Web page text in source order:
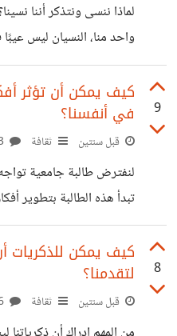
الأبناء، تزايد
هذه الأحداث تجعل الإنسان
فينشأ القلق من
لماذا ننسى ونتذكر أننا
واحد منا، النسيان ليس
وظيفة أساسية لحماية
احتفظ بكل التفاصيل
العشوائية، هل كنت
لكن المدهش أن عقولنا لا
نسينا شيئًا ما، نعرف أن
اللسان، فكرة مرت ولم تعد.
9
كيف يمكن أن تؤثر
في أنفسنا؟
قبل سنتين ثقافة
لنفترض طالبة جامعية
تبدأ هذه الطالبة بتطوير
هذه المادة أبدًا، لا احد
سأفشل في هذا الاختبار
هذه الطالبة بالقلق
الاختبار مع ذلك إذا واجهت
بشكل فعال يمكنها استبدالها
8
كيف يمكن للذكريات
لتقدمنا؟
قبل سنتين ثقافة